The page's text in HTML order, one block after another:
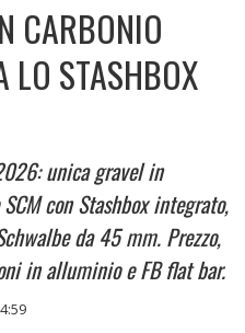
CARBONIO
LO STASHBOX
unica gravel in
con Stashbox integrato,
da 45 mm. Prezzo,
in alluminio e FB flat bar.